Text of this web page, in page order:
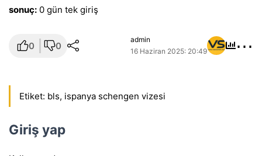
sonuç: 0 gün tek giriş
0 0
admin
16 Haziran 2025: 20:49
⋯
Etiket: bls, ispanya schengen vizesi
Giriş yap